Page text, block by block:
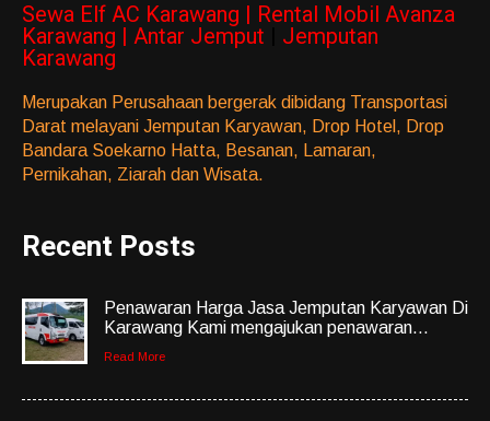
Sewa Elf AC Karawang | Rental Mobil Avanza
Karawang | Antar Jemput
Jemputan
Karawang
Merupakan Perusahaan bergerak dibidang Transportasi
Darat melayani Jemputan Karyawan, Drop Hotel, Drop
Bandara Soekarno Hatta, Besanan, Lamaran,
Pernikahan, Ziarah dan Wisata.
Recent Posts
Penawaran Harga Jasa Jemputan Karyawan Di
Karawang Kami mengajukan penawaran...
Read More